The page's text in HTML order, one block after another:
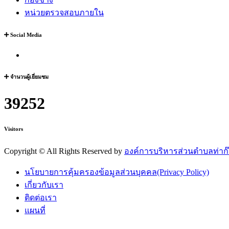
หน่วยตรวจสอบภายใน
Social Media
จำนวนผู้เยี่ยมชม
39252
Visitors
Copyright © All Rights Reserved by องค์การบริหารส่วนตำบลท่า
นโยบายการคุ้มครองข้อมูลส่วนบุคคล(Privacy Policy)
เกี่ยวกับเรา
ติดต่อเรา
แผนที่